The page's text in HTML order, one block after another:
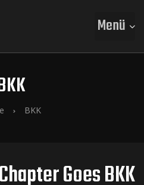
Menü
BKK
Goes BKK